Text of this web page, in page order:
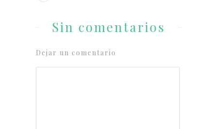
Sin comentarios
Dejar un comentario